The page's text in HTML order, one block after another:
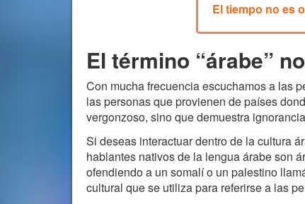
El tiempo no es
El término “árabe”
Con mucha frecuencia escuchamos a las
las personas que provienen de países
vergonzoso, sino que demuestra
Si deseas interactuar dentro de la cultura
hablantes nativos de la lengua árabe son
ofendiendo a un somalí o un palestino
cultural que se utiliza para referirse a las